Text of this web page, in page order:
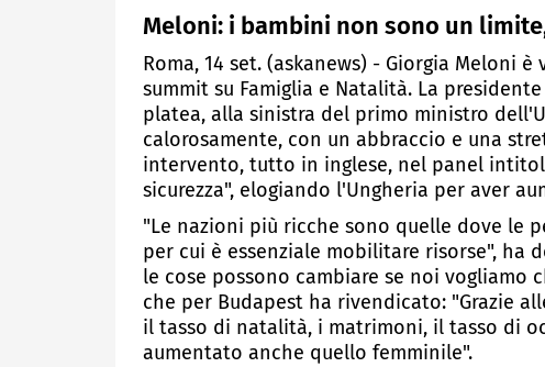
Meloni: i bambini non sono un
Roma, 14 set. (askanews) - Giorgia Meloni
summit su Famiglia e Natalità. La
platea, alla sinistra del primo ministro
calorosamente, con un abbraccio e una
intervento, tutto in inglese, nel panel
sicurezza", elogiando l'Ungheria per aver
"Le nazioni più ricche sono quelle dove le
per cui è essenziale mobilitare risorse", ha
le cose possono cambiare se noi vogliamo
che per Budapest ha rivendicato: "Grazie
il tasso di natalità, i matrimoni, il tasso di
aumentato anche quello femminile".